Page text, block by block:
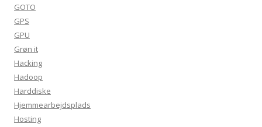
GOTO
GPS
GPU
Grøn it
Hacking
Hadoop
Harddiske
Hjemmearbejdsplads
Hosting